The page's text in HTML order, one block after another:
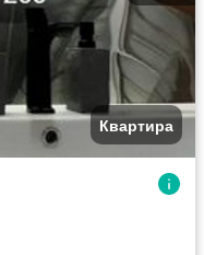
Квартира